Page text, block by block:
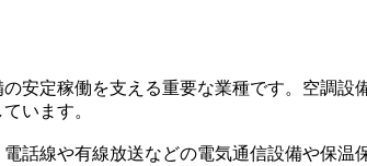
安定稼働を支える重要な業種です。空調
います。
話線や有線放送などの電気通信設備や保